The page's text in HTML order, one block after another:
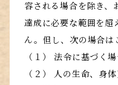
容される場合を除き、
達成に必要な範囲を超
ん。但し、次の場合は
（１） 法令に基づく
（２） 人の生命、身